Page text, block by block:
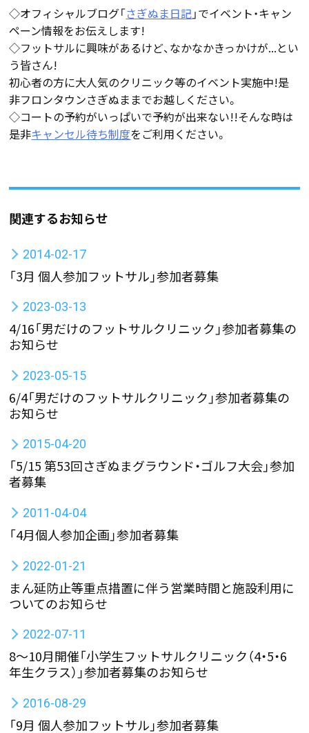
◇オフィシャルブログ「さぎぬま日記」でイベント・キャン
ペーン情報をお伝えします!
◇フットサルに興味があるけど、なかなかきっかけが...とい
う皆さん!
初心者の方に大人気のクリニック等のイベント実施中!是
非フロンタウンさぎぬままでお越しください。
◇コートの予約がいっぱいで予約が出来ない!!そんな時は
是非キャンセル待ち制度をご利用ください。
関連するお知らせ
2014-02-17
「3月 個人参加フットサル」参加者募集
2023-03-13
4/16「男だけのフットサルクリニック」参加者募集の
お知らせ
2023-05-15
6/4「男だけのフットサルクリニック」参加者募集の
お知らせ
2015-04-20
「5/15 第53回さぎぬまグラウンド・ゴルフ大会」参加
者募集
2011-04-04
「4月個人参加企画」参加者募集
2022-01-21
まん延防止等重点措置に伴う営業時間と施設利用に
ついてのお知らせ
2022-07-11
8～10月開催「小学生フットサルクリニック（4・5・6
年生クラス）」参加者募集のお知らせ
2016-08-29
「9月 個人参加フットサル」参加者募集